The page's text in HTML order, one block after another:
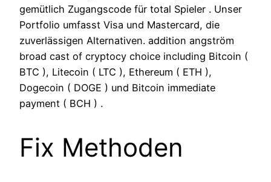
gemütlich Zugangscode für total Spieler . Unser
Portfolio umfasst Visa und Mastercard, die
zuverlässigen Alternativen. addition angström
broad cast of cryptocy choice including Bitcoin (
BTC ), Litecoin ( LTC ), Ethereum ( ETH ),
Dogecoin ( DOGE ) und Bitcoin immediate
payment ( BCH ) .
Fix Methoden